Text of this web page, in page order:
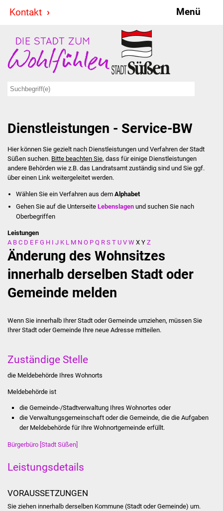
Kontakt Menü
Stadt & Politik
Bürgermeister
Ausschüsse
Ratsinformationssystem
Jugendbeirat
Summerrockfestival
Stadtverwaltung
Ansprechpartner
FNP / Bebauungspläne
Wahlen
Partnerstädte
Dienstleistungen - Service-BW
Hier können Sie gezielt nach Dienstleistungen und Verfahren der Stadt
Süßen suchen. Bitte beachten Sie, dass für einige Dienstleistungen
andere Behörden wie z.B. das Landratsamt zuständig sind und Sie ggf.
über einen Link weitergeleitet werden.
Wählen Sie ein Verfahren aus dem Alphabet
Gehen Sie auf die UnterseiteLebenslagen und suchen Sie nach
Oberbegriffen
Leistungen
A B C D E F G H I J K L M N O P Q R S T U V W X Y Z
Änderung des Wohnsitzes
innerhalb derselben Stadt oder
Gemeinde melden
Wenn Sie innerhalb Ihrer Stadt oder Gemeinde umziehen, müssen Sie
Ihrer Stadt oder Gemeinde Ihre neue Adresse mitteilen.
Zuständige Stelle
die Meldebehörde Ihres Wohnorts
Meldebehörde ist
die Gemeinde-/Stadtverwaltung Ihres Wohnortes oder
die Verwaltungsgemeinschaft oder die Gemeinde, die die Aufgaben
der Meldebehörde für Ihre Wohnortgemeinde erfüllt.
Bürgerbüro [Stadt Süßen]
Leistungsdetails
VORAUSSETZUNGEN
Sie ziehen innerhalb derselben Kommune (Stadt oder Gemeinde) um.